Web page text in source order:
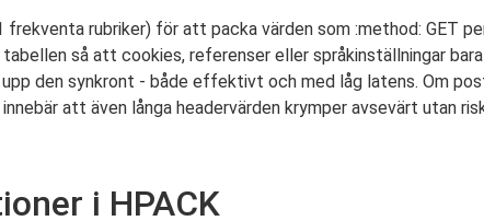
frekventa rubriker) för att packa värden som :method: GET
tabellen så att cookies, referenser eller språkinställningar
den synkront - både effektivt och med låg latens. Om
att även långa headervärden krymper avsevärt utan
i HPACK